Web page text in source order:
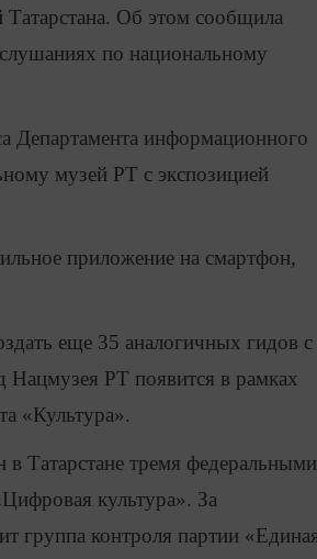
Об этом сообщила
по национальному
Департамента информационного
музей РТ с экспозицией
приложение на смартфон,
еще 35 аналогичных гидов с
Нацмузея РТ появится в рамках
«Культура».
Татарстане тремя федеральными
культура». За
группа контроля партии